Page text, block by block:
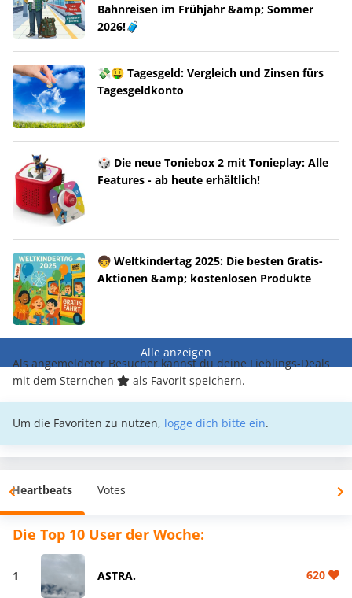
Bahnreisen im Frühjahr &amp; Sommer
2026!🧳
💸🤑 Tagesgeld: Vergleich und Zinsen fürs
Tagesgeldkonto
🎲 Die neue Toniebox 2 mit Tonieplay: Alle
Features - ab heute erhältlich!
🧒 Weltkindertag 2025: Die besten Gratis-
Aktionen &amp; kostenlosen Produkte
Alle anzeigen
Als angemeldeter Besucher kannst du deine Lieblings-Deals
mit dem Sternchen
als Favorit speichern.
Um die Favoriten zu nutzen, logge dich bitte ein.
Heartbeats Votes
Die Top 10 User der Woche:
1 ASTRA. 620